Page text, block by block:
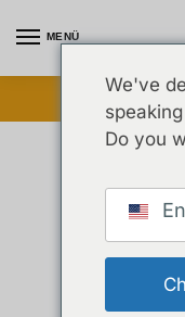
MENÜ
Blitzverkauf
We've
Do you